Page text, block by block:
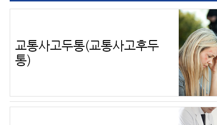
교통사고두통(교통사고후두
통)